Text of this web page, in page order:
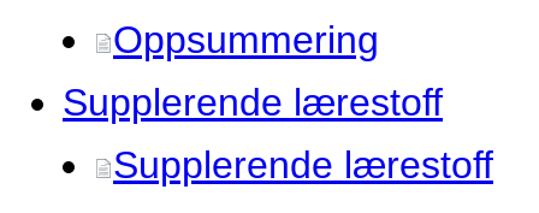
Oppsummering
Supplerende lærestoff
Supplerende lærestoff